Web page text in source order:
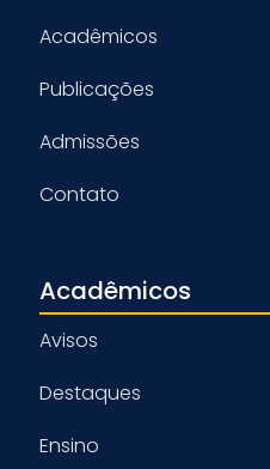
Acadêmicos
Publicações
Admissões
Contato
Acadêmicos
Avisos
Destaques
Ensino